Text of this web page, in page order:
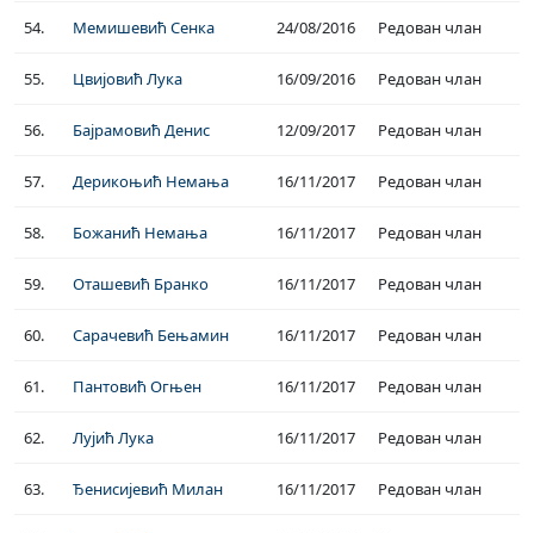
54. Мемишевић Сенка 24/08/2016 Редован члан
55. Цвијовић Лука 16/09/2016 Редован члан
56. Бајрамовић Денис 12/09/2017 Редован члан
57. Дерикоњић Немања 16/11/2017 Редован члан
58. Божанић Немања 16/11/2017 Редован члан
59. Оташевић Бранко 16/11/2017 Редован члан
60. Сарачевић Бењамин 16/11/2017 Редован члан
61. Пантовић Огњен 16/11/2017 Редован члан
62. Лујић Лука 16/11/2017 Редован члан
63. Ђенисијевић Милан 16/11/2017 Редован члан